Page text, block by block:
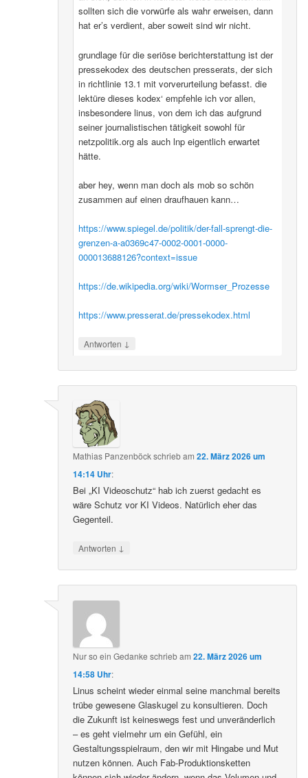
sollten sich die vorwürfe als wahr erweisen, dann
hat er’s verdient, aber soweit sind wir nicht.
grundlage für die seriöse berichterstattung ist der
pressekodex des deutschen presserats, der sich
in richtlinie 13.1 mit vorverurteilung befasst. die
lektüre dieses kodex‘ empfehle ich vor allen,
insbesondere linus, von dem ich das aufgrund
seiner journalistischen tätigkeit sowohl für
netzpolitik.org als auch lnp eigentlich erwartet
hätte.
aber hey, wenn man doch als mob so schön
zusammen auf einen draufhauen kann…
https://www.spiegel.de/politik/der-fall-sprengt-die-
grenzen-a-a0369c47-0002-0001-0000-
000013688126?context=issue
https://de.wikipedia.org/wiki/Wormser_Prozesse
https://www.presserat.de/pressekodex.html
Antworten ↓
Mathias Panzenböckschriebam22. März 2026 um
14:14 Uhr:
Bei „KI Videoschutz“ hab ich zuerst gedacht es
wäre Schutz vor KI Videos. Natürlich eher das
Gegenteil.
Antworten ↓
Nur so ein Gedanke schriebam22. März 2026 um
14:58 Uhr:
Linus scheint wieder einmal seine manchmal bereits
trübe gewesene Glaskugel zu konsultieren. Doch
die Zukunft ist keineswegs fest und unveränderlich
– es geht vielmehr um ein Gefühl, ein
Gestaltungsspielraum, den wir mit Hingabe und Mut
nutzen können. Auch Fab-Produktionsketten